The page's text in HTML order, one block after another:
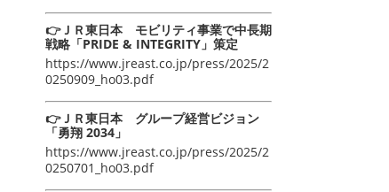
👉ＪＲ東日本 モビリティ事業で中長期
戦略「PRIDE & INTEGRITY」策定
https://www.jreast.co.jp/press/2025/2
0250909_ho03.pdf
👉ＪＲ東日本 グループ経営ビジョン
「勇翔 2034」
https://www.jreast.co.jp/press/2025/2
0250701_ho03.pdf